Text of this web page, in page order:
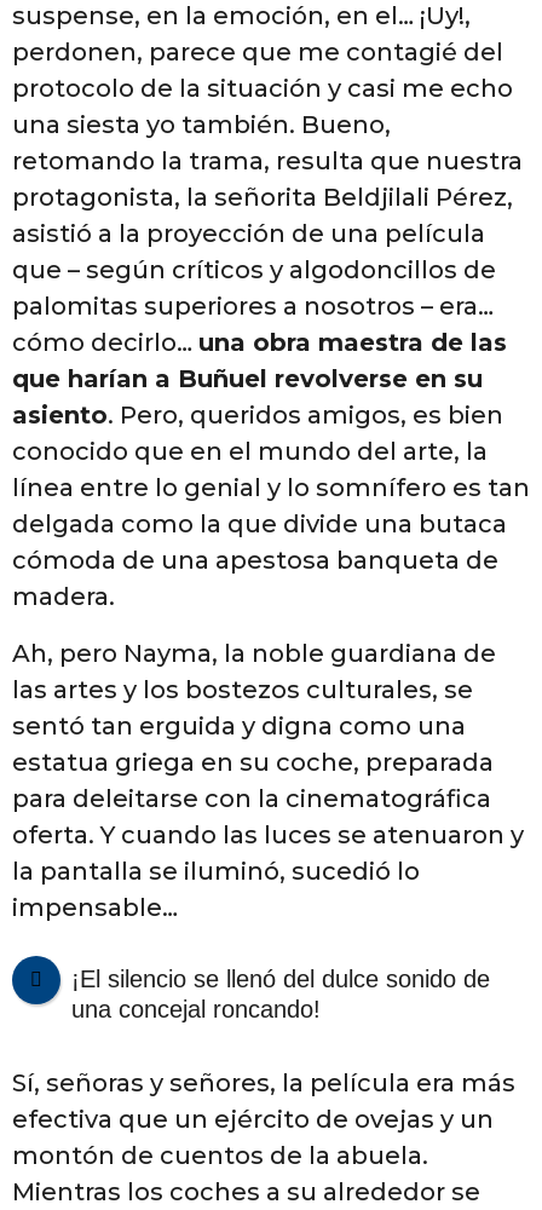
suspense, en la emoción, en el… ¡Uy!,
perdonen, parece que me contagié del
protocolo de la situación y casi me echo
una siesta yo también. Bueno,
retomando la trama, resulta que nuestra
protagonista, la señorita Beldjilali Pérez,
asistió a la proyección de una película
que – según críticos y algodoncillos de
palomitas superiores a nosotros – era…
cómo decirlo… una obra maestra de las
que harían a Buñuel revolverse en su
asiento. Pero, queridos amigos, es bien
conocido que en el mundo del arte, la
línea entre lo genial y lo somnífero es tan
delgada como la que divide una butaca
cómoda de una apestosa banqueta de
madera.
Ah, pero Nayma, la noble guardiana de
las artes y los bostezos culturales, se
sentó tan erguida y digna como una
estatua griega en su coche, preparada
para deleitarse con la cinematográfica
oferta. Y cuando las luces se atenuaron y
la pantalla se iluminó, sucedió lo
impensable…
¡El silencio se llenó del dulce sonido de
una concejal roncando!
Sí, señoras y señores, la película era más
efectiva que un ejército de ovejas y un
montón de cuentos de la abuela.
Mientras los coches a su alrededor se